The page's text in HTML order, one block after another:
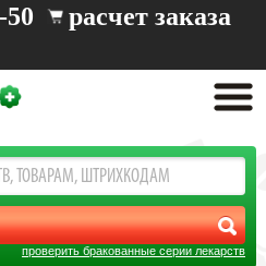
50 расчет заказа
проверить бракованные серии лекарств